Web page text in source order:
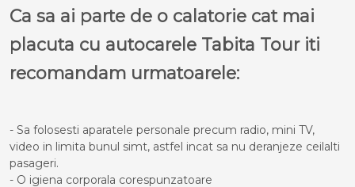
Ca sa ai parte de o calatorie cat mai
placuta cu autocarele Tabita Tour iti
recomandam urmatoarele:
- Sa folosesti aparatele personale precum radio, mini TV,
video in limita bunul simt, astfel incat sa nu deranjeze ceilalti
pasageri.
- O igiena corporala corespunzatoare